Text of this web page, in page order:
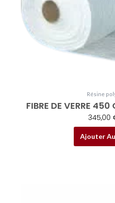
Résine
FIBRE DE VERRE 450
345,00
Ajouter